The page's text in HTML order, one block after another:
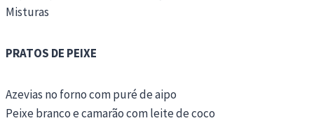
Misturas
PRATOS DE PEIXE
Azevias no forno com puré de aipo
Peixe branco e camarão com leite de coco